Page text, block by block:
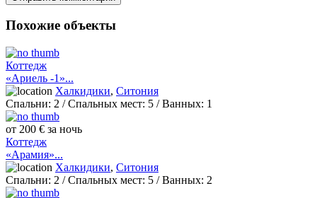
Похожие объекты
Коттедж
«Ариель -1»...
Халкидики, Ситония
Спальни: 2 / Спальных мест: 5 /Ванных: 1
от 200 € за ночь
Коттедж
«Арамия»...
Халкидики, Ситония
Спальни: 2 / Спальных мест: 5 /Ванных: 2